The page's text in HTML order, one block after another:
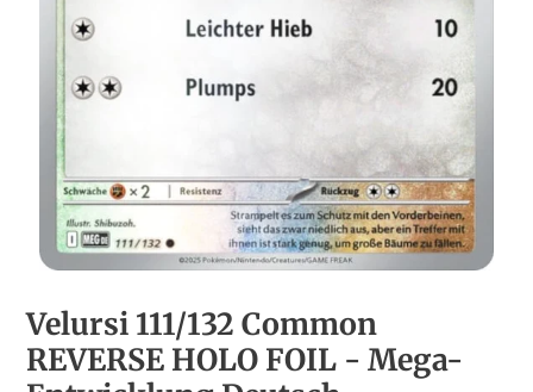
Velursi 111/132 Common
REVERSE HOLO FOIL - Mega-